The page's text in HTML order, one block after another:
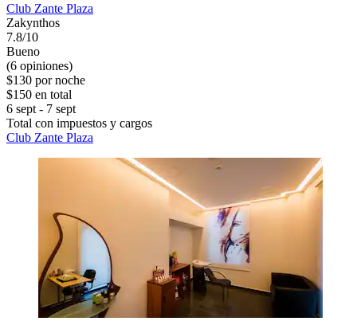
Club Zante Plaza
Zakynthos
7.8/10
Bueno
(6 opiniones)
$130 por noche
$150 en total
6 sept - 7 sept
Total con impuestos y cargos
Club Zante Plaza